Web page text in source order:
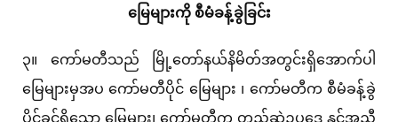
မြေများကို စီမံခန့်ခွဲခြင်း
၃။ ကော်မတီသည် မြို့တော်နယ်နိမိတ်အတွင်းရှိအောက်ပါ
မြေများမှအပ ကော်မတီပိုင် မြေများ ၊ ကော်မတီက စီမံခန့်ခွဲ
ပိုင်ခွင့်ရှိသော မြေများ၊ ကော်မတီက တည်ဆဲဥပဒေ နှင့်အညီ